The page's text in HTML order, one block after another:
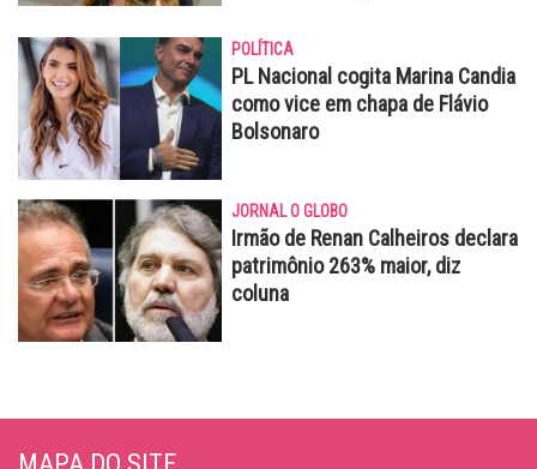
POLÍTICA
PL Nacional cogita Marina Candia
como vice em chapa de Flávio
Bolsonaro
JORNAL O GLOBO
Irmão de Renan Calheiros declara
patrimônio 263% maior, diz
coluna